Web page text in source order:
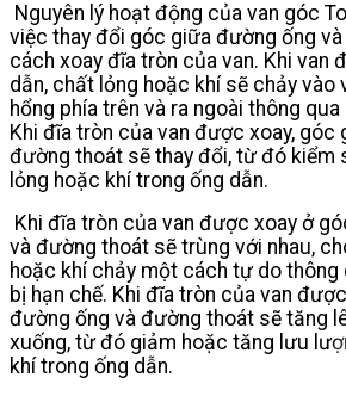
Nguyên lý hoạt động của van góc
việc thay đổi góc giữa đường ống
cách xoay đĩa tròn của van. Khi van
dẫn, chất lỏng hoặc khí sẽ chảy vào
hổng phía trên và ra ngoài thông
Khi đĩa tròn của van được xoay, góc
đường thoát sẽ thay đổi, từ đó kiểm
lỏng hoặc khí trong ống dẫn.
Khi đĩa tròn của van được xoay ở
và đường thoát sẽ trùng với nhau,
hoặc khí chảy một cách tự do thông
bị hạn chế. Khi đĩa tròn của van
đường ống và đường thoát sẽ tăng
xuống, từ đó giảm hoặc tăng lưu
khí trong ống dẫn.